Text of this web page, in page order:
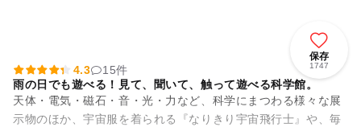
保存
1747
4.3
15件
雨の日でも遊べる！見て、聞いて、触って遊べる科学館。
天体・電気・磁石・音・光・力など、科学にまつわる様々な展
示物のほか、宇宙服を着られる『なりきり宇宙飛行士』や、毎